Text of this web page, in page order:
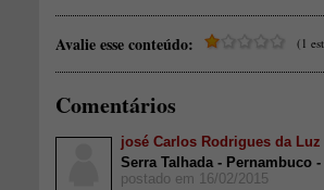
Avalie esse conteúdo: (1
Comentários
josé Carlos Rodrigues da Luz
Serra Talhada - Pernambuco
postado em 16/02/2015